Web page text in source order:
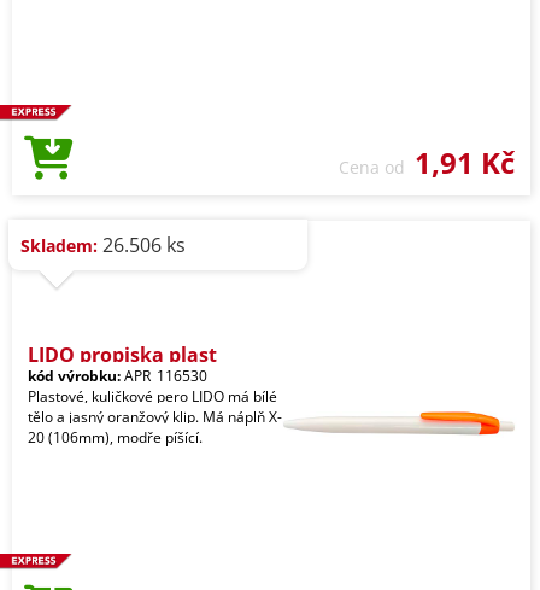
Cena od 1,91 Kč
Skladem: 26.506 ks
LIDO propiska plast
kód výrobku:APR_116530
Plastové, kuličkové pero LIDO má bílé
tělo a jasný oranžový klip. Má náplň X-
20 (106mm), modře píšící.